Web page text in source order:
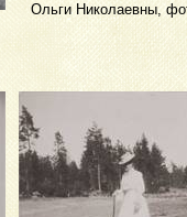
Ольги Николаевны,